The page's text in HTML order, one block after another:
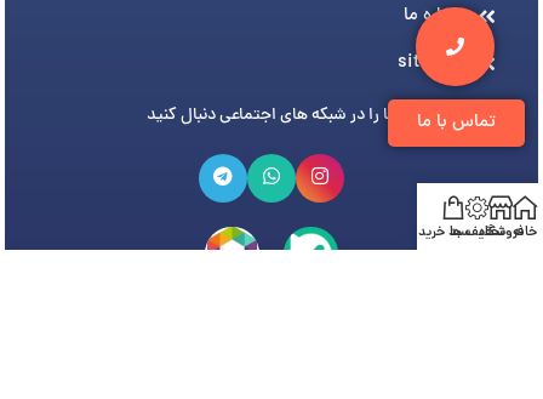
تماس با ما
درباره ما
sitemap
ما را در شبکه های اجتماعی دنبال کنید
خانهفروشگاه
تخفیف هاسبد خرید